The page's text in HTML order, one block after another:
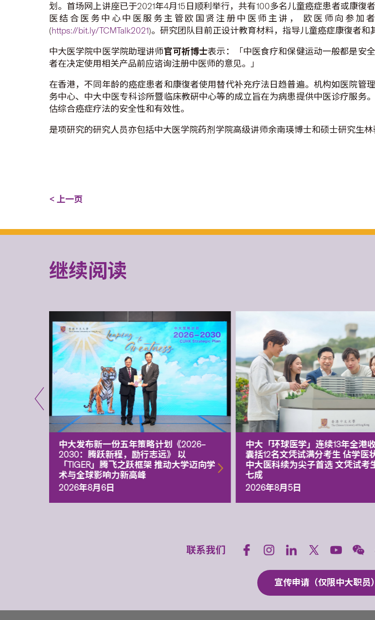
划。首场网上讲座已于2021年4月15日顺利举行，共有100多名儿童癌症患者或康
医结合医务中心中医服务主管欧国贤注册中医师主讲， 欧医师向参加
(https://bit.ly/TCMTalk2021)。研究团队目前正设计教育材料，指导儿童癌症康復者和
中大医学院中医学院助理讲师官可祈博士表示：「中医食疗和保健运动一般都是安
者在决定使用相关产品前应谘询注册中医师的意见。」
在香港，不同年龄的癌症患者和康復者使用替代补充疗法日趋普遍。机构如医院管
务中心、中大中医专科诊所暨临床教硏中心等的成立旨在为病患提供中医诊疗服务
估综合癌症疗法的安全性和有效性。
是项研究的研究人员亦包括中大医学院药剂学院高级讲师余南瑛博士和硕士研究生林
< 上一页
继续阅读
中大发布新一份五年策略计划《2026‒
2030：腾跃新程，励行志远》 以
「TIGER」腾飞之跃框架 推动大学迈向学
术与全球影响力新高峰
2026年8月6日
中大「环球医学」连续13年全港
囊括12名文凭试满分考生 佔学医
中大医科续为尖子首选 文凭试考
七成
2026年8月5日
联系我们
宣传申请（仅限中大职员）